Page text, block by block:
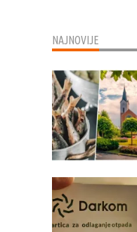
NAJNOVIJE